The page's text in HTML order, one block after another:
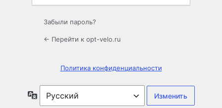
Забыли пароль?
← Перейти к opt-velo.ru
Политика конфиденциальности
Язык